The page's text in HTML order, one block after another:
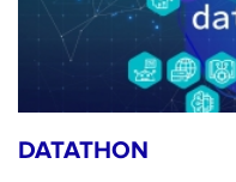
DATATHON